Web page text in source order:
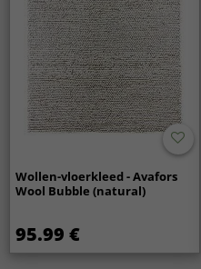
Wollen-vloerkleed - Avafors
Wool Bubble (natural)
95.99 €